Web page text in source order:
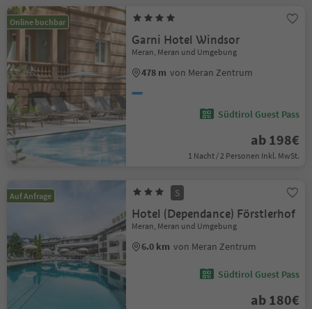
Online buchbar
Garni Hotel Windsor
Meran, Meran und Umgebung
478 m von Meran Zentrum
Südtirol Guest Pass
ab 198€
1 Nacht / 2 Personen Inkl. MwSt.
Auf Anfrage S
Hotel (Dependance) Förstlerhof
Meran, Meran und Umgebung
6.0 km von Meran Zentrum
Südtirol Guest Pass
ab 180€